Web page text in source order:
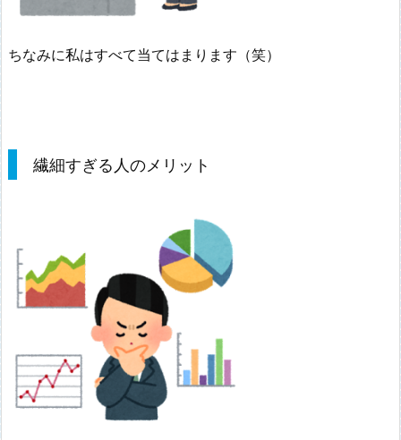
ちなみに私はすべて当てはまります（笑）
繊細すぎる人のメリット